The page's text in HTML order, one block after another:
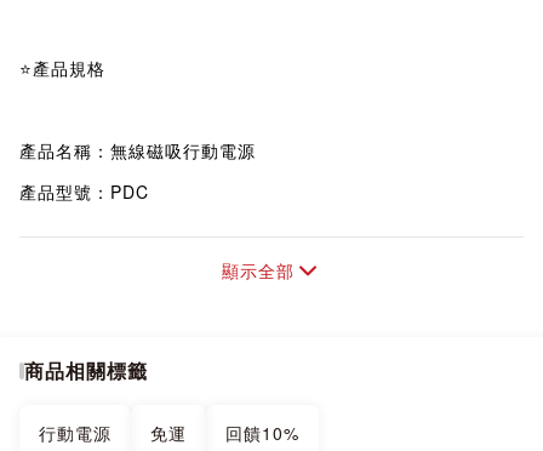
⭐產品規格
產品名稱：無線磁吸行動電源
產品型號：PDC
產品顏色：白色、紫色、黑色
輸入Type-C孔：5V⎓3A / 9V⎓2A / 12V⎓1.5A
Type-C自帶線：5V⎓2.4A / 9V⎓2.2A / 12V⎓1.67A
Wireless無線：5V⎓5W / 7.5V⎓7.5W / 9V⎓10W / 9V⎓15W
顯示全部
商品相關標籤
行動電源 免運 回饋10%